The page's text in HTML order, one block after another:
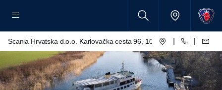
Scania Hrvatska d.o.o. Karlovačka cesta 96, 10250 Lučko